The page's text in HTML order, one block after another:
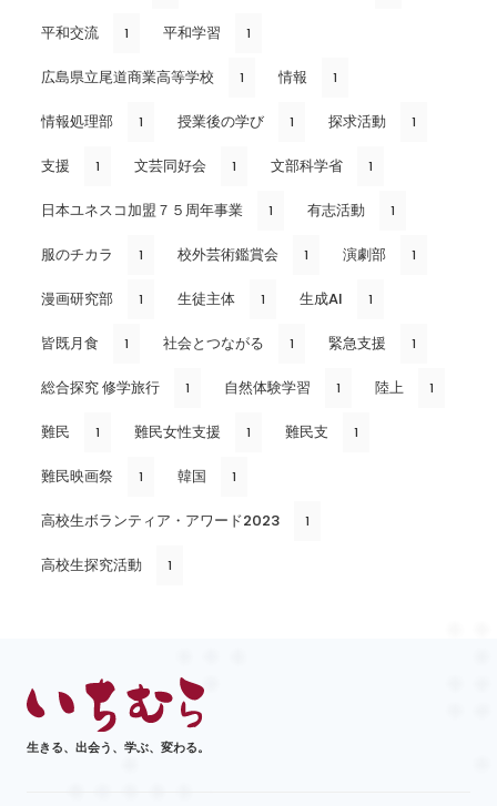
平和交流 1 平和学習 1
広島県立尾道商業高等学校 1 情報 1
情報処理部 1 授業後の学び 1 探求活動 1
支援 1 文芸同好会 1 文部科学省 1
日本ユネスコ加盟７５周年事業 1 有志活動 1
服のチカラ 1 校外芸術鑑賞会 1 演劇部 1
漫画研究部 1 生徒主体 1 生成AI 1
皆既月食 1 社会とつながる 1 緊急支援 1
総合探究 修学旅行 1 自然体験学習 1 陸上 1
難民 1 難民女性支援 1 難民支 1
難民映画祭 1 韓国 1
高校生ボランティア・アワード2023 1
高校生探究活動 1
生きる、出会う、学ぶ、変わる。